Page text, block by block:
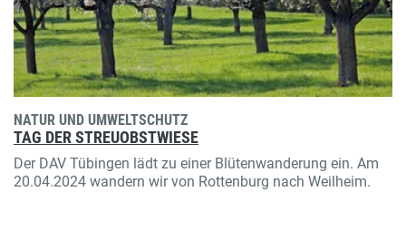
NATUR UND UMWELTSCHUTZ
TAG DER STREUOBSTWIESE
Der DAV Tübingen lädt zu einer Blütenwanderung ein. Am
20.04.2024 wandern wir von Rottenburg nach Weilheim.